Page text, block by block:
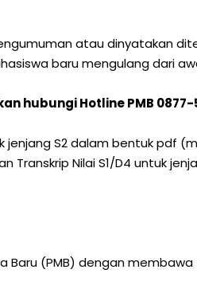
atau dinyatakan
baru mengulang dari
hubungi Hotline PMB 0877-
jenjang S2 dalam bentuk pdf
Transkrip Nilai S1/D4 untuk
(PMB) dengan membawa